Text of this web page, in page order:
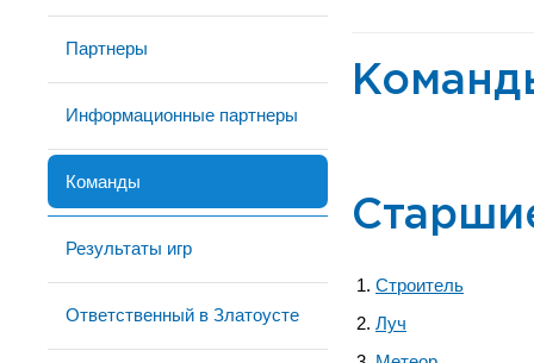
Партнеры
Информационные партнеры
Команды
Результаты игр
Ответственный в Златоусте
Строитель
Луч